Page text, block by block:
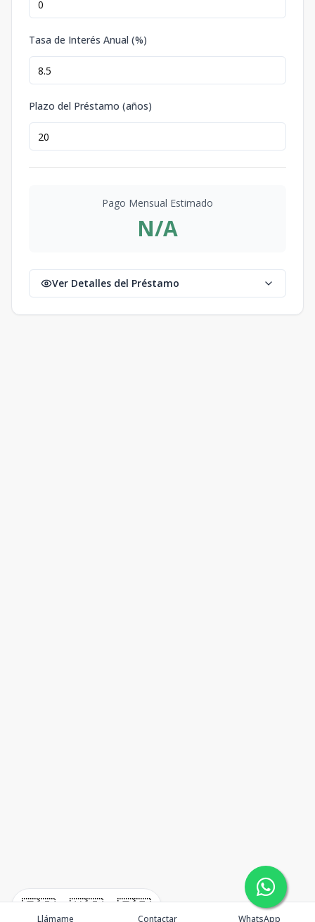
🇪🇸 🇺🇸 🇫🇷
Tasa de Interés Anual (%)
Plazo del Préstamo (años)
Pago Mensual Estimado
N/A
Ver Detalles del Préstamo
Llámame Contactar WhatsApp